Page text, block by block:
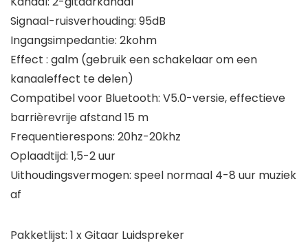
Signaal-ruisverhouding: 95dB
Ingangsimpedantie: 2kohm
Effect : galm (gebruik een schakelaar om een ​​
kanaaleffect te delen)
Compatibel voor Bluetooth: V5.0-versie, effectieve
barrièrevrije afstand 15 m
Frequentierespons: 20hz-20khz
Oplaadtijd: 1,5-2 uur
Uithoudingsvermogen: speel normaal 4-8 uur muziek
af
Pakketlijst: 1 x Gitaar Luidspreker